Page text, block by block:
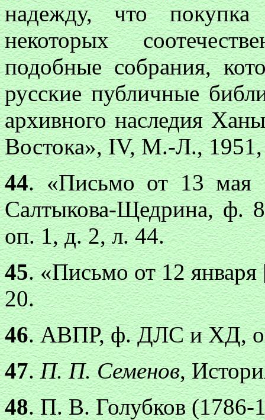
надежду, что
некоторых
подобные собрания,
русские публичные
архивного наследия
Востока», IV, М.-Л., 1951,
44. «Письмо от 13
Салтыкова-Щедрина,
оп. 1, д. 2, л. 44.
45. «Письмо от 12
20.
46. АВПР, ф. ДЛС и ХД,
47.П. П. Семенов,
48. П. В. Голубков